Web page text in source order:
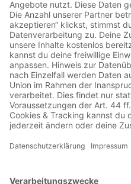
00:30:22
Wenn alles andere
Dachkonstruktion der
Spiele von Eintracht
Pullis stricken, alle
Fahnenschwenker vor
Club der Welt.
Rückmeldung an die
Podcastmacher erfahren
79 • #SGFS04 •